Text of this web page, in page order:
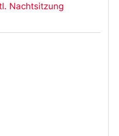
Nachtsitzung